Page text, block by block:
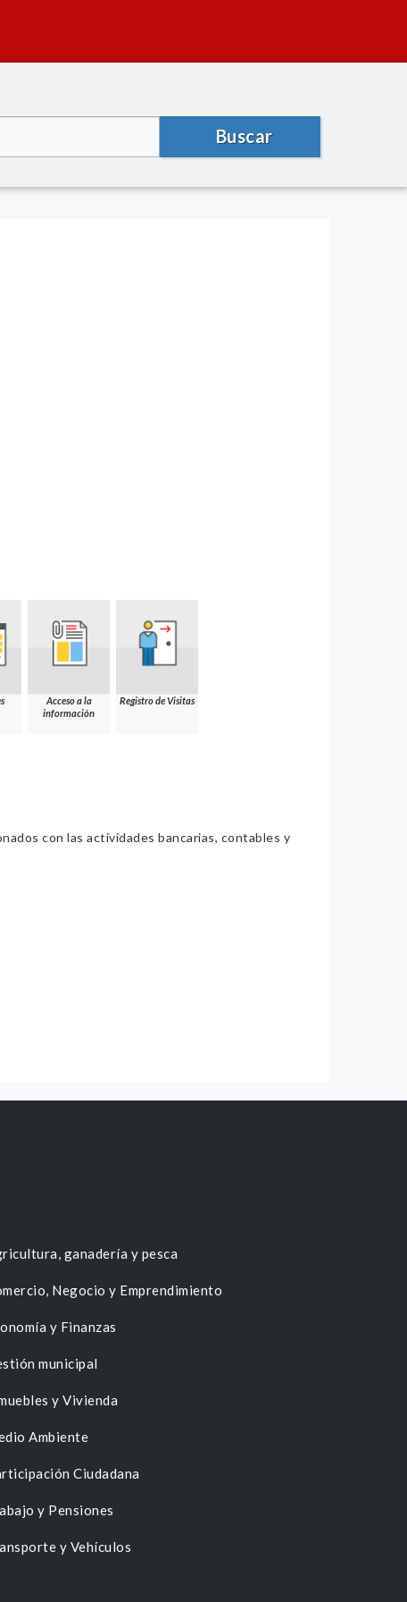
Buscar
Acceso a la
información
Registro de Visitas
con las actividades bancarias, contables y
ganadería y pesca
Negocio y Emprendimiento
y Finanzas
municipal
y Vivienda
Ambiente
Ciudadana
y Pensiones
y Vehículos